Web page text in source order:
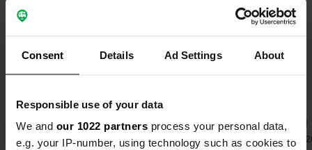
Consent Details Ad Settings About
Responsible use of your data
We and our 1022 partners process your personal data,
e.g. your IP-number, using technology such as cookies to
Mostra di più
Upgrade a PRO+
per l'utilizzo dei filtri nelle
u user573647232
lug 2026
c co-si
mag